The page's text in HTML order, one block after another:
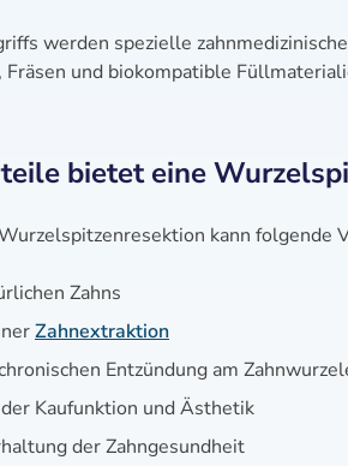
werden spezielle
und biokompatible
bietet eine
kann folgende
Zahns
Zahnextraktion
Entzündung am
Kaufunktion und Ästhetik
der Zahngesundheit